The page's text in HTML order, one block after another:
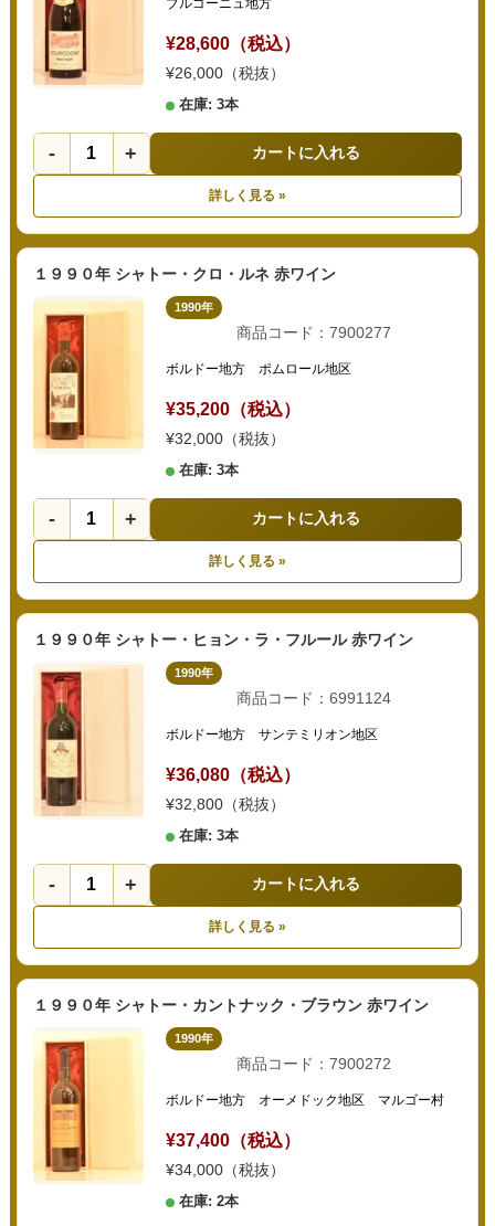
ブルゴーニュ地方
¥28,600（税込）
¥26,000（税抜）
在庫: 3本
- + カートに入れる
詳しく見る »
１９９０年 シャトー・クロ・ルネ 赤ワイン
1990年
商品コード：7900277
ボルドー地方 ポムロール地区
¥35,200（税込）
¥32,000（税抜）
在庫: 3本
- + カートに入れる
詳しく見る »
１９９０年 シャトー・ヒョン・ラ・フルール 赤ワイン
1990年
商品コード：6991124
ボルドー地方 サンテミリオン地区
¥36,080（税込）
¥32,800（税抜）
在庫: 3本
- + カートに入れる
詳しく見る »
１９９０年 シャトー・カントナック・ブラウン 赤ワイン
1990年
商品コード：7900272
ボルドー地方 オーメドック地区 マルゴー村
¥37,400（税込）
¥34,000（税抜）
在庫: 2本